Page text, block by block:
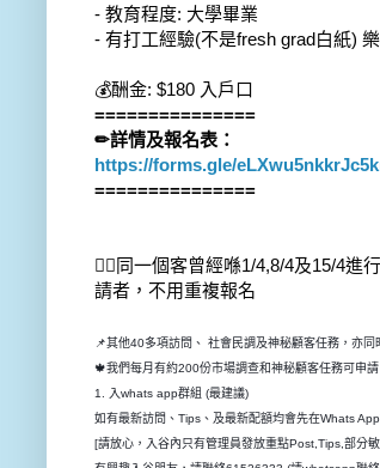
- 教育程度: 大學畢業
- 有打工經驗(不是fresh grad白紙)
💰酬金: $180 入戶口
===============
✏詳情及報名表：
https://forms.gle/
===============
👆🏻同一個客曾經喺1/4,8/4及15/4
請者，不用重複報名
📌其他40多項訪問、 社會民調及神秘顧客任務，亦同
🍁我們每月有約200份市場調查和神秘顧客任務可申
1. 入whats app群組 (最建議)
如有最新訪問、Tips、及最新配額均會先在Whats App
[請放心，入谷內只有管理員發放重點Post,Tips,部分